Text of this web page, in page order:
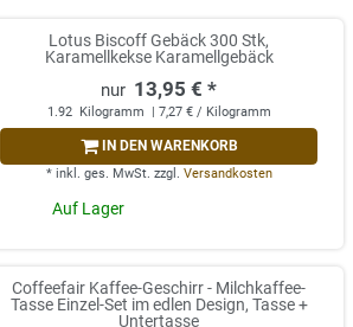
Lotus Biscoff Gebäck 300 Stk,
Karamellkekse Karamellgebäck
13,95 € *
1.92 Kilogramm | 7,27 € / Kilogramm
IN DEN WARENKORB
* inkl. ges. MwSt. zzgl. Versandkosten
Auf Lager
Coffeefair Kaffee-Geschirr - Milchkaffee-
Tasse Einzel-Set im edlen Design, Tasse +
Untertasse